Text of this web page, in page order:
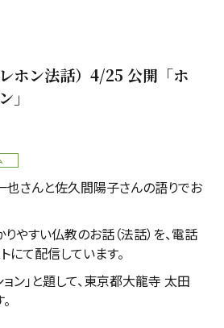
ホン法話）4/25 公開「ホ
」
也さんと佐久間陽子さんの語りでお
やすい仏教のお話（法話）を、電話
にて配信しています。
ン」と題して、東京都大龍寺 太田